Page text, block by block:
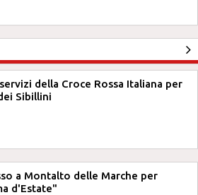
della Croce Rossa Italiana per
Sibillini
a Montalto delle Marche per
d'Estate"